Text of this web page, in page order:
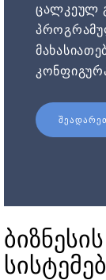
ცალკეულ